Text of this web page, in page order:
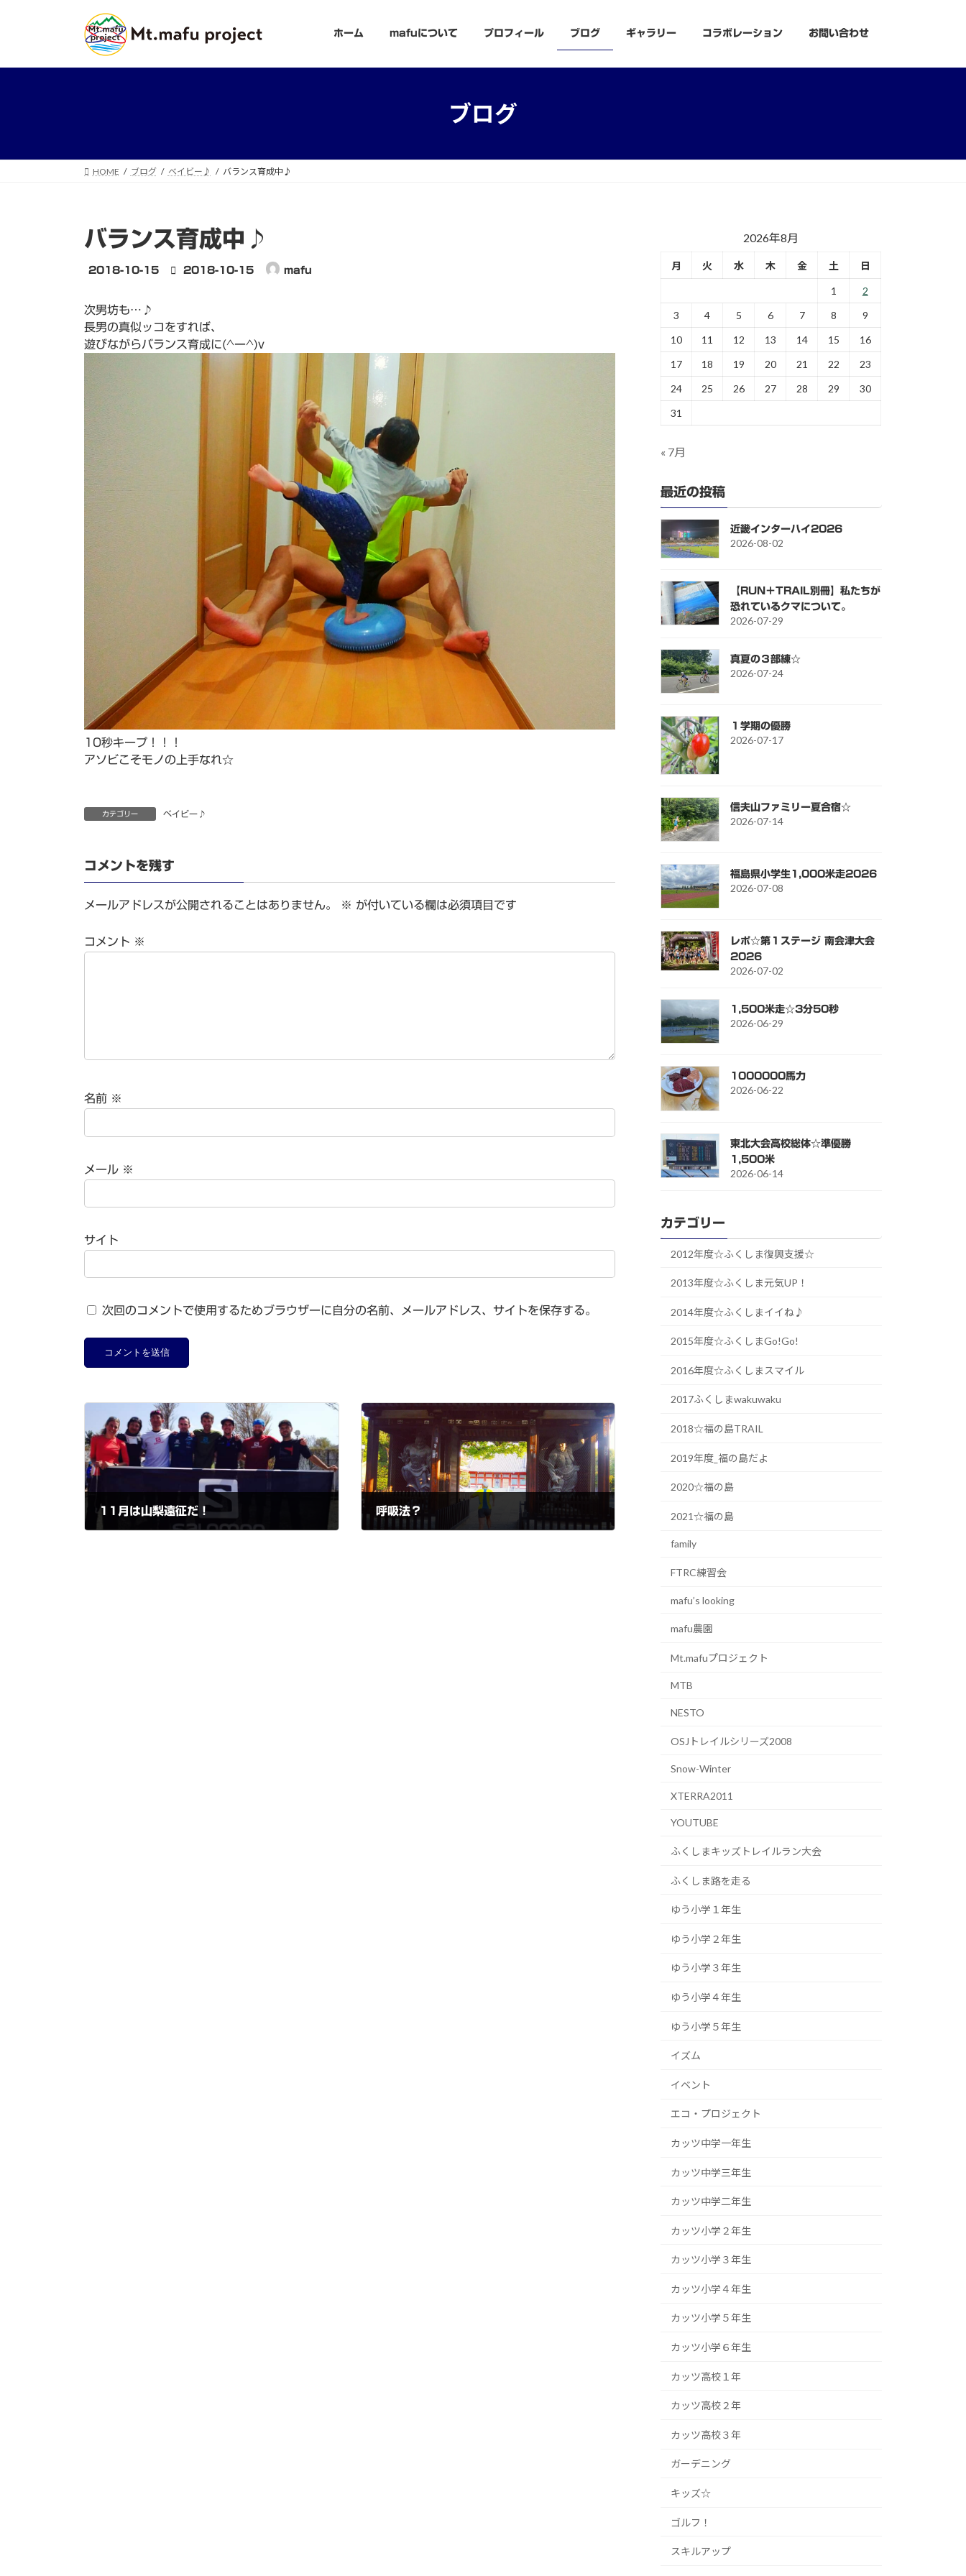
プ
動
ホーム mafuについて プロフィール ブログ ギャラリー コラボレーション お問い合わせ
ブログ
HOME ブログ ベイビー♪ バランス育成中♪
バランス育成中♪
2018-10-15
最
日
時
2018-10-15 mafu
次男坊も…♪
長男の真似ッコをすれば、
遊びながらバランス育成に(^ー^)v
10秒キープ！！！
アソビこそモノの上手なれ☆
カテゴリー ベイビー♪
コメントを残す
メールアドレスが公開されることはありません。 ※ が付いている欄は必須項目です
コメント ※
名前 ※
メール ※
サイト
次回のコメントで使用するためブラウザーに自分の名前、メールアドレス、サイトを保存する。
11月は山梨遠征だ！ 呼吸法？
2026年8月
月 火 水 木 金 土 日
1
2
3
4 5 6 7 8
9
10
11 12 13 14 15
16
17
18 19 20 21 22
23
24
25 26 27 28 29
30
31
« 7月
最近の投稿
近畿インターハイ2026
2026-08-02
【RUN＋TRAIL別冊】私たちが
恐れているクマについて。
2026-07-29
真夏の３部練☆
2026-07-24
１学期の優勝
2026-07-17
信夫山ファミリー夏合宿☆
2026-07-14
福島県小学生1,000米走2026
2026-07-08
レポ☆第１ステージ 南会津大会
2026
2026-07-02
1,500米走☆3分50秒
2026-06-29
1000000馬力
2026-06-22
東北大会高校総体☆準優勝
1,500米
2026-06-14
カテゴリー
2012年度☆ふくしま復興支援☆
2013年度☆ふくしま元気UP！
2014年度☆ふくしまイイね♪
2015年度☆ふくしまGo!Go!
2016年度☆ふくしまスマイル
2017ふくしまwakuwaku
2018☆福の島TRAIL
2019年度_福の島だよ
2020☆福の島
2021☆福の島
family
FTRC練習会
mafu’s looking
mafu農園
Mt.mafuプロジェクト
MTB
NESTO
OSJトレイルシリーズ2008
Snow-Winter
XTERRA2011
YOUTUBE
ふくしまキッズトレイルラン大会
ふくしま路を走る
ゆう小学１年生
ゆう小学２年生
ゆう小学３年生
ゆう小学４年生
ゆう小学５年生
イズム
イベント
エコ・プロジェクト
カッツ中学一年生
カッツ中学三年生
カッツ中学二年生
カッツ小学２年生
カッツ小学３年生
カッツ小学４年生
カッツ小学５年生
カッツ小学６年生
カッツ高校１年
カッツ高校２年
カッツ高校３年
ガーデニング
キッズ☆
ゴルフ！
スキルアップ